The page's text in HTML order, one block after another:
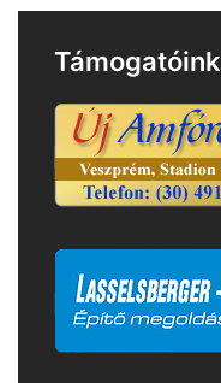
Támogatóink